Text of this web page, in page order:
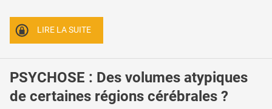
LIRE LA SUITE
PSYCHOSE : Des volumes atypiques
de certaines régions cérébrales ?